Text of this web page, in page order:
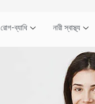
রোগ-ব্যাধি নারী স্বাস্থ্য